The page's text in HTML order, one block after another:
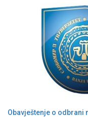
Obavještenje o odbrani